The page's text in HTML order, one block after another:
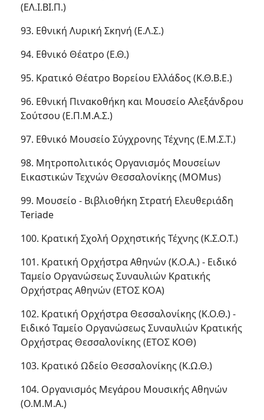
(ΕΛ.Ι.ΒΙ.Π.)
93. Εθνική Λυρική Σκηνή (Ε.Λ.Σ.)
94. Εθνικό Θέατρο (Ε.Θ.)
95. Κρατικό Θέατρο Βορείου Ελλάδος (Κ.Θ.Β.Ε.)
96. Εθνική Πινακοθήκη και Μουσείο Αλεξάνδρου
Σούτσου (Ε.Π.Μ.Α.Σ.)
97. Εθνικό Μουσείο Σύγχρονης Τέχνης (Ε.Μ.Σ.Τ.)
98. Μητροπολιτικός Οργανισμός Μουσείων
Εικαστικών Τεχνών Θεσσαλονίκης (MOMus)
99. Μουσείο - Βιβλιοθήκη Στρατή Ελευθεριάδη
Teriade
100. Κρατική Σχολή Ορχηστικής Τέχνης (Κ.Σ.Ο.Τ.)
101. Κρατική Ορχήστρα Αθηνών (Κ.Ο.Α.) - Ειδικό
Ταμείο Οργανώσεως Συναυλιών Κρατικής
Ορχήστρας Αθηνών (ΕΤΟΣ ΚΟΑ)
102. Κρατική Ορχήστρα Θεσσαλονίκης (Κ.Ο.Θ.) -
Ειδικό Ταμείο Οργανώσεως Συναυλιών Κρατικής
Ορχήστρας Θεσσαλονίκης (ΕΤΟΣ ΚΟΘ)
103. Κρατικό Ωδείο Θεσσαλονίκης (Κ.Ω.Θ.)
104. Οργανισμός Μεγάρου Μουσικής Αθηνών
(Ο.Μ.Μ.Α.)